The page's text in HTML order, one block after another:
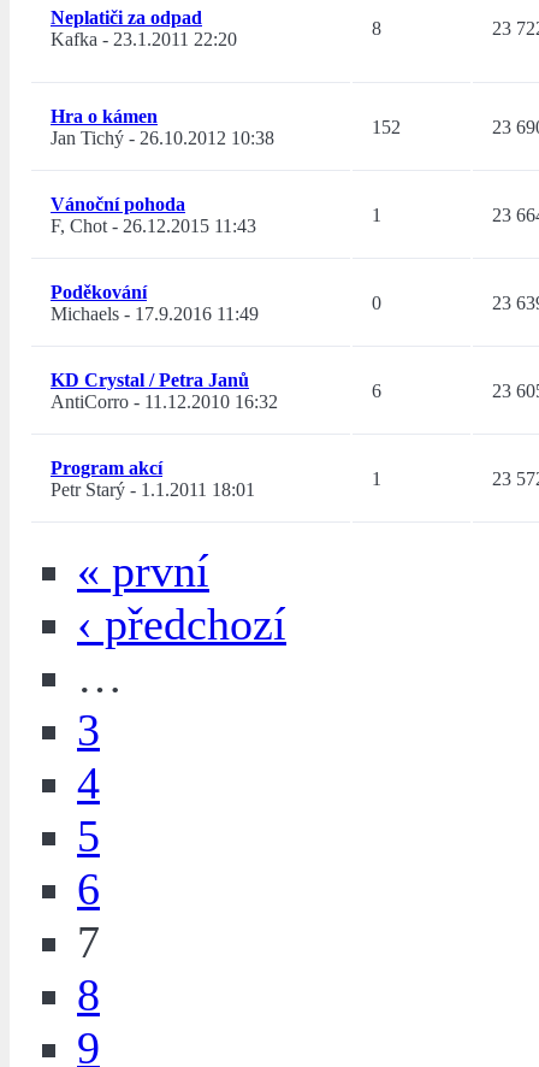
Neplatiči za odpad
Kafka - 23.1.2011 22:20
8 23
Hra o kámen
Jan Tichý - 26.10.2012 10:38
152 23
Vánoční pohoda
F, Chot- 26.12.2015 11:43
1 23
Poděkování
Michaels - 17.9.2016 11:49
0 23
KD Crystal / Petra Janů
AntiCorro - 11.12.2010 16:32
6 23
Program akcí
Petr Starý - 1.1.2011 18:01
1 23
« první
‹ předchozí
…
3
4
5
6
7
8
9